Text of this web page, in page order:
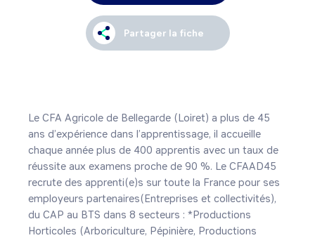
Partager la fiche
Le CFA Agricole de Bellegarde (Loiret) a plus de 45
ans d’expérience dans l’apprentissage, il accueille
chaque année plus de 400 apprentis avec un taux de
réussite aux examens proche de 90 %. Le CFAAD45
recrute des apprenti(e)s sur toute la France pour ses
employeurs partenaires(Entreprises et collectivités),
du CAP au BTS dans 8 secteurs : *Productions
Horticoles (Arboriculture, Pépinière, Productions